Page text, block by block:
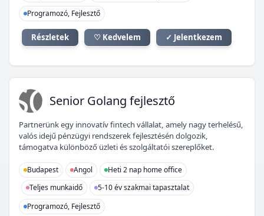
Programozó, Fejlesztő
Részletek ♡ Kedvelem ✓ Jelentkezem
SGSenior Golang fejlesztő
Partnerünk egy innovatív fintech vállalat, amely nagy terhelésű,
valós idejű pénzügyi rendszerek fejlesztésén dolgozik,
támogatva különböző üzleti és szolgáltatói szereplőket.
Budapest Angol
Heti 2 nap home office
Teljes munkaidő
5-10 év szakmai tapasztalat
Programozó, Fejlesztő